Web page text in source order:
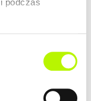
podczas